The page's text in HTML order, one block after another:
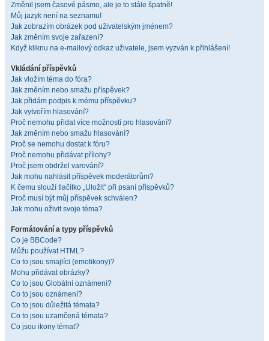
Změnil jsem časové pásmo, ale je to stále špatně!
Můj jazyk není na seznamu!
Jak zobrazím obrázek pod uživatelským jménem?
Jak změním svoje zařazení?
Když kliknu na e-mailový odkaz uživatele, jsem vyzván k přihlášení!
Vkládání příspěvků
Jak vložím téma do fóra?
Jak změním nebo smažu příspěvek?
Jak přidám podpis k mému příspěvku?
Jak vytvořím hlasování?
Proč nemohu přidat více možností pro hlasování?
Jak změním nebo smažu hlasování?
Proč se nemohu dostat k fóru?
Proč nemohu přidávat přílohy?
Proč jsem obdržel varování?
Jak mohu nahlásit příspěvek moderátorům?
K čemu slouží tlačítko „Uložit“ při psaní příspěvků?
Proč musí být můj příspěvek schválen?
Jak mohu oživit svoje téma?
Formátování a typy příspěvků
Co je BBCode?
Můžu používat HTML?
Co to jsou smajlíci (emotikony)?
Mohu přidávat obrázky?
Co to jsou Globální oznámení?
Co to jsou oznámení?
Co to jsou důležitá témata?
Co to jsou uzamčená témata?
Co jsou ikony témat?